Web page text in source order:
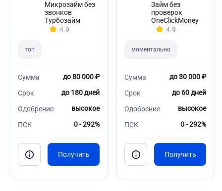
Микрозайм без
звонков
Турбозайм
4.9
топ
Сумма до 80 000 ₽
Срок до 180 дней
Одобрение высокое
ПСК 0 - 292%
Займ без
проверок
OneClickMoney
4.9
моментально
Сумма до 30 000 ₽
Срок до 60 дней
Одобрение высокое
ПСК 0 - 292%